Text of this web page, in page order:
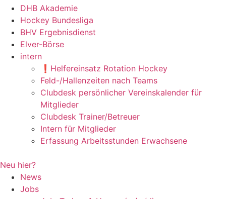
DHB Akademie
Hockey Bundesliga
BHV Ergebnisdienst
Elver-Börse
intern
❗️Helfereinsatz Rotation Hockey
Feld-/Hallenzeiten nach Teams
Clubdesk persönlicher Vereinskalender für
Mitglieder
Clubdesk Trainer/Betreuer
Intern für Mitglieder
Erfassung Arbeitsstunden Erwachsene
Neu hier?
News
Jobs